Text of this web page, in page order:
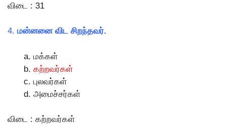
விடை : 31
4. மன்னனை விட சிறந்தவர்.
மக்கள்
கற்றவர்கள்
புலவர்கள்
அமைச்சர்கள்
விடை : கற்றவர்கள்